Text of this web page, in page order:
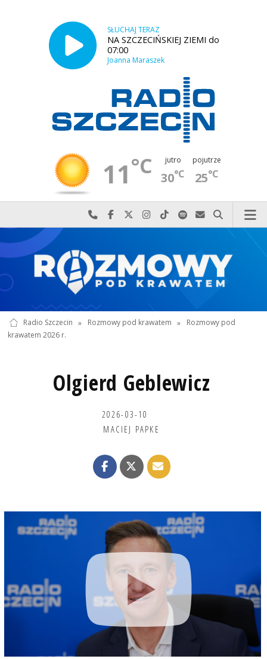
SŁUCHAJ TERAZ
NA SZCZECIŃSKIEJ ZIEMI do
07:00
Joanna Maraszek
11°C jutro
30°C
pojutrze
25°C
Najlepiej po prostu do nas zadzwoń
Odwiedź nas na Facebook-u
Odwiedź nas na X
Odwiedź nas na Instagram-ie
Odwiedź nas na TikTok-u
Szukaj nas na Spotify
Wyślij do nas
Szukaj
Radio Szczecin » Rozmowy pod krawatem »
Rozmowy pod
krawatem 2026 r.
Olgierd Geblewicz
2026-03-10
MACIEJ PAPKE